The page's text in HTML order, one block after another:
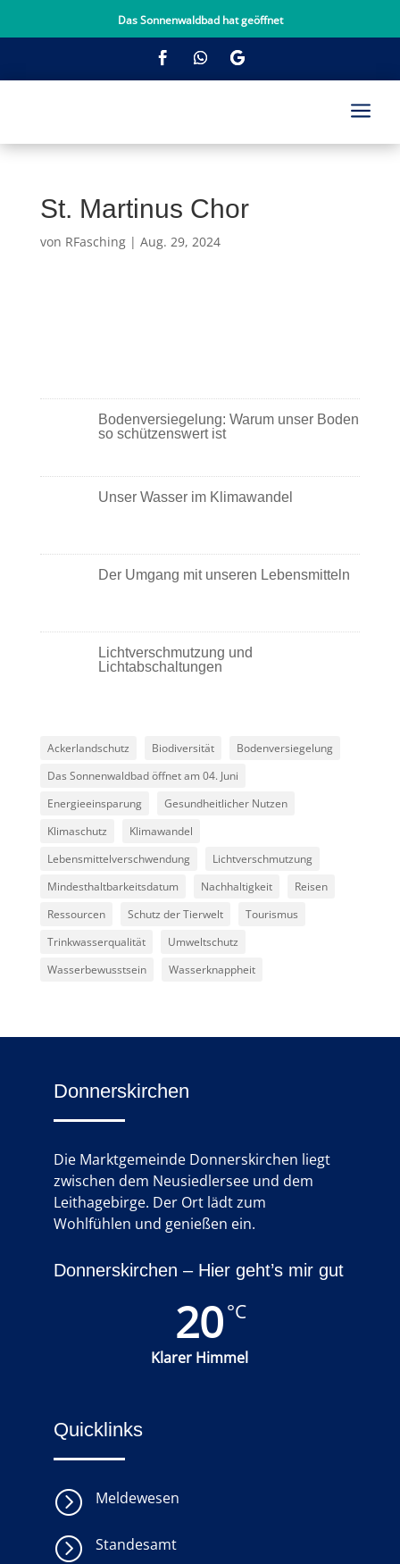
Das Sonnenwaldbad hat geöffnet
a
St. Martinus Chor
von RFasching| Aug. 29, 2024
Bodenversiegelung: Warum unser Boden
so schützenswert ist
Unser Wasser im Klimawandel
Der Umgang mit unseren Lebensmitteln
Lichtverschmutzung und
Lichtabschaltungen
Ackerlandschutz Biodiversität
Bodenversiegelung
Das Sonnenwaldbad öffnet am 04. Juni
Energieeinsparung
Gesundheitlicher Nutzen
Klimaschutz
Klimawandel
Lebensmittelverschwendung
Lichtverschmutzung
Mindesthaltbarkeitsdatum
Nachhaltigkeit
Reisen
Ressourcen
Schutz der Tierwelt
Tourismus
Trinkwasserqualität
Umweltschutz
Wasserbewusstsein
Wasserknappheit
Donnerskirchen
Die Marktgemeinde Donnerskirchen liegt
zwischen dem Neusiedlersee und dem
Leithagebirge. Der Ort lädt zum
Wohlfühlen und genießen ein.
Donnerskirchen – Hier geht’s mir gut
20°C
Klarer Himmel
Quicklinks
= Meldewesen
= Standesamt